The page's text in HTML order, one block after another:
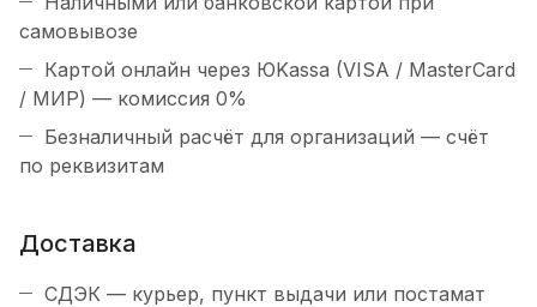
самовывозе
Картой онлайн через ЮKassa (VISA / MasterCard
/ МИР) — комиссия 0%
Безналичный расчёт для организаций — счёт
по реквизитам
Доставка
СДЭК — курьер, пункт выдачи или постамат